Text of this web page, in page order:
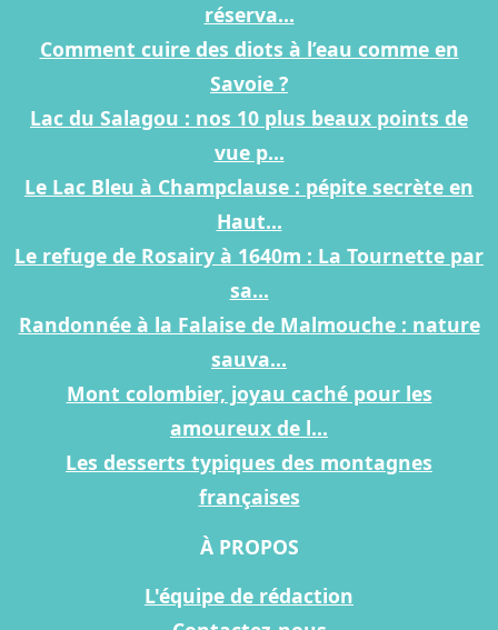
réserva...
Comment cuire des diots à l’eau comme en
Savoie ?
Lac du Salagou : nos 10 plus beaux points de
vue p...
Le Lac Bleu à Champclause : pépite secrète en
Haut...
Le refuge de Rosairy à 1640m : La Tournette par
sa...
Randonnée à la Falaise de Malmouche : nature
sauva...
Mont colombier, joyau caché pour les
amoureux de l...
Les desserts typiques des montagnes
françaises
À PROPOS
L'équipe de rédaction